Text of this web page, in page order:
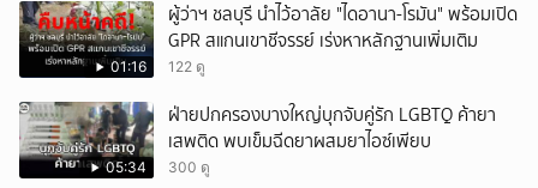
01:16
ผู้ว่าฯ ชลบุรี นำไว้อาลัย "ไดอานา-โรมัน" พร้อมเปิด
GPR สแกนเขาชีจรรย์ เร่งหาหลักฐานเพิ่มเติม
122 ดู
05:34
ฝ่ายปกครองบางใหญ่บุกจับคู่รัก LGBTQ ค้ายา
เสพติด พบเข็มฉีดยาผสมยาไอซ์เพียบ
300 ดู